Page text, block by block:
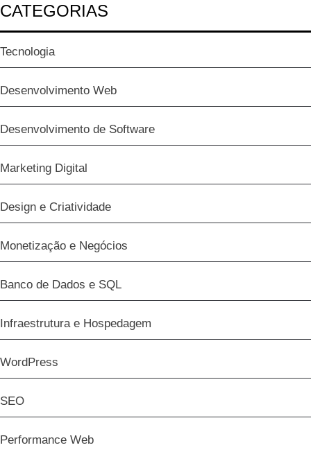
CATEGORIAS
Tecnologia
Desenvolvimento Web
Desenvolvimento de Software
Marketing Digital
Design e Criatividade
Monetização e Negócios
Banco de Dados e SQL
Infraestrutura e Hospedagem
WordPress
SEO
Performance Web